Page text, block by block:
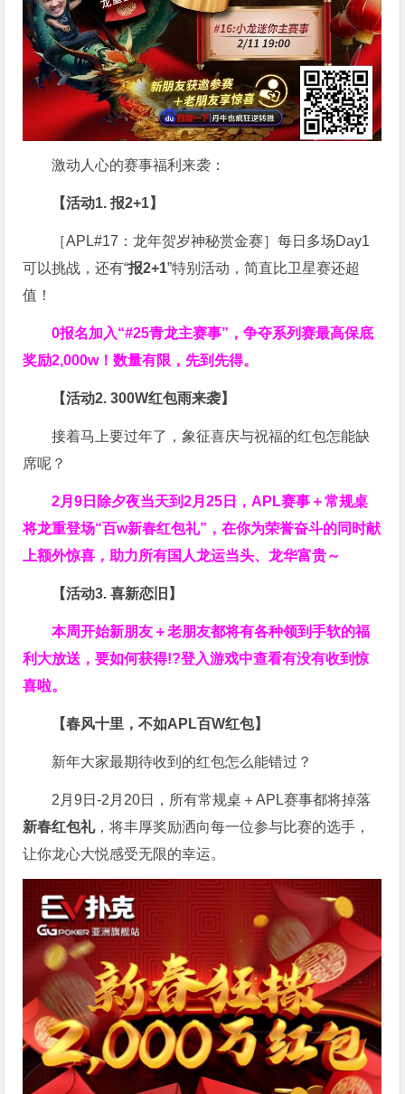
激动人心的赛事福利来袭：
【活动1. 报2+1】
［APL#17：龙年贺岁神秘赏金赛］每日多场Day1
可以挑战，还有“报2+1”特别活动，简直比卫星赛还超
值！
0报名加入“#25青龙主赛事”，争夺系列赛最高保底
奖励2,000w！数量有限，先到先得。
【活动2. 300W红包雨来袭】
接着马上要过年了，象征喜庆与祝福的红包怎能缺
席呢？
2月9日除夕夜当天到2月25日，APL赛事＋常规桌
将龙重登场“百w新春红包礼”，在你为荣誉奋斗的同时献
上额外惊喜，助力所有国人龙运当头、龙华富贵～
【活动3. 喜新恋旧】
本周开始新朋友＋老朋友都将有各种领到手软的福
利大放送，要如何获得!?登入游戏中查看有没有收到惊
喜啦。
【春风十里，不如APL百W红包】
新年大家最期待收到的红包怎么能错过？
2月9日-2月20日，所有常规桌＋APL赛事都将掉落
新春红包礼，将丰厚奖励洒向每一位参与比赛的选手，
让你龙心大悦感受无限的幸运。